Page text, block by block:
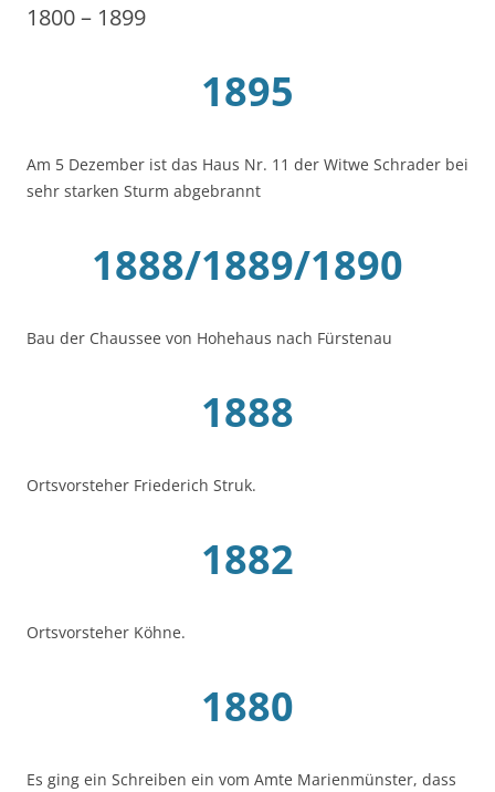
1800 – 1899
1895
Am 5 Dezember ist das Haus Nr. 11 der Witwe Schrader bei
sehr starken Sturm abgebrannt
1888/1889/1890
Bau der Chaussee von Hohehaus nach Fürstenau
1888
Ortsvorsteher Friederich Struk.
1882
Ortsvorsteher Köhne.
1880
Es ging ein Schreiben ein vom Amte Marienmünster, dass